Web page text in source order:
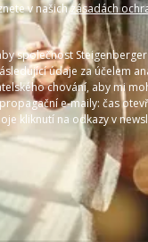
v našichzásadách
společnost
údaje za účelem
chování, aby mi
e-maily: čas
kliknutí na odkazy v